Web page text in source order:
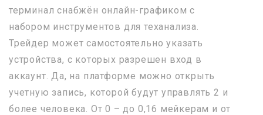
терминал снабжён онлайн-графиком с
набором инструментов для теханализа.
Трейдер может самостоятельно указать
устройства, с которых разрешен вход в
аккаунт. Да, на платформе можно открыть
учетную запись, которой будут управлять 2 и
более человека. От 0 – до 0,16 мейкерам и от